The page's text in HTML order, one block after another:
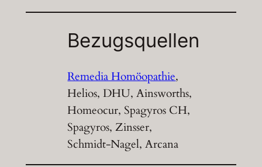
Bezugsquellen
Remedia Homöopathie,
Helios, DHU, Ainsworths,
Homeocur, Spagyros CH,
Spagyros, Zinsser,
Schmidt-Nagel, Arcana